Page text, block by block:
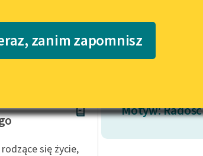
i klasyka
dla
szkolnych i
dla
z
Katalog
Katalog w formacie PDF
zanim zapomnisz
się życie,
Motyw: Radość